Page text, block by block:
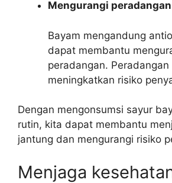
Mengurangi peradangan
Bayam mengandung
dapat membantu
peradangan.
meningkatkan risiko
Dengan mengonsumsi sayur
rutin, kita dapat membantu
jantung dan mengurangi risiko
Menjaga